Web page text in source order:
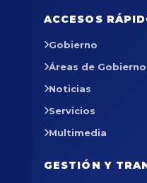
ACCESOS
Gobierno
Áreas de Gobierno
Noticias
Servicios
Multimedia
GESTIÓN Y